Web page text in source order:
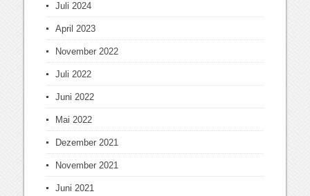
Juli 2024
April 2023
November 2022
Juli 2022
Juni 2022
Mai 2022
Dezember 2021
November 2021
Juni 2021